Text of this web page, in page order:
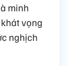
minh
vọng
nghịch